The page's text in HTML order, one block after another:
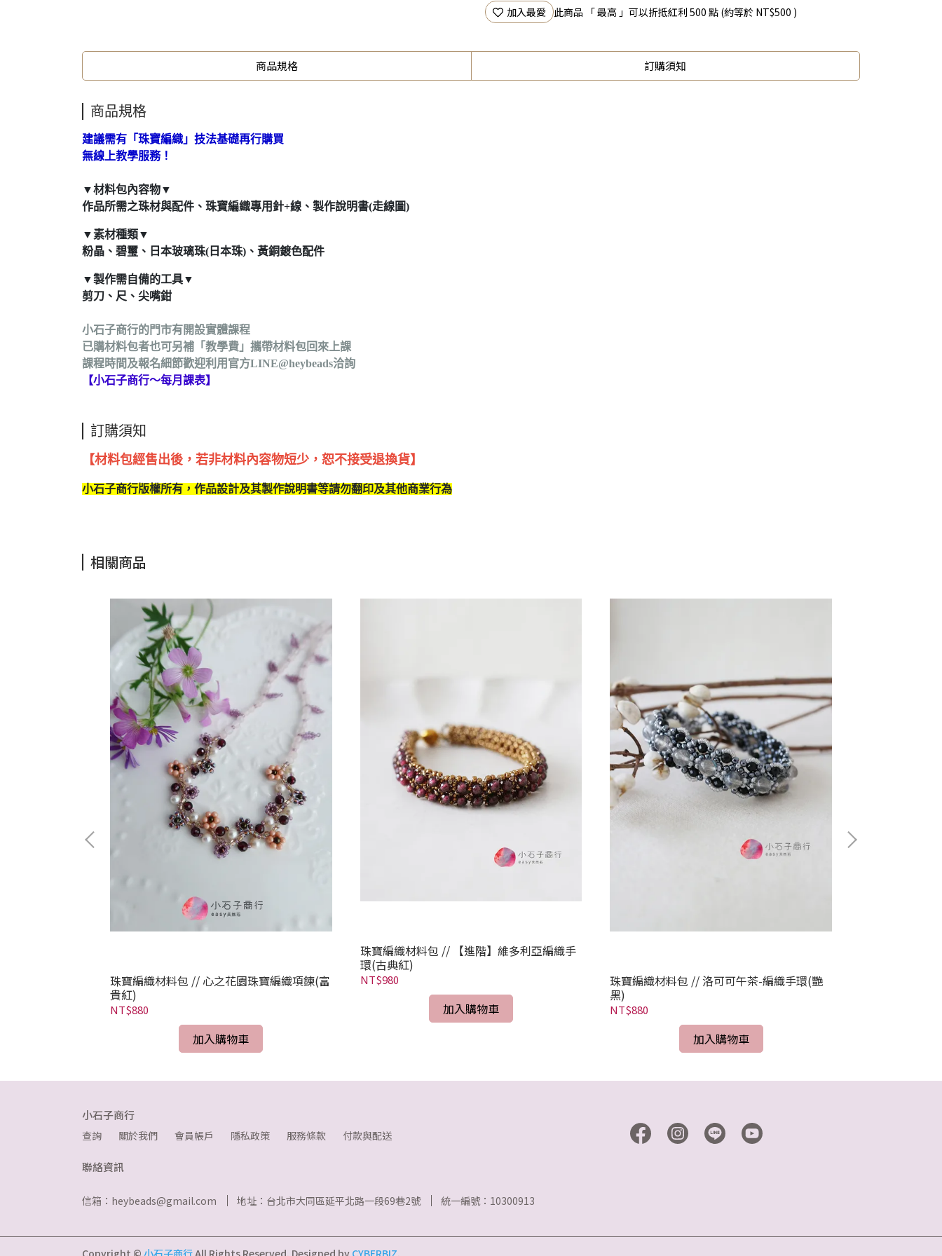
加入最愛 此商品 「 最高 」可以折抵紅利 500 點 (約等於 NT$500 )
商品規格 訂購須知
商品規格
建議需有「珠寶編織」技法基礎再行購買
無線上教學服務！
▼材料包內容物▼
作品所需之珠材與配件、珠寶編織專用針+線、製作說明書(走線圖)
▼素材種類▼
粉晶、碧璽、日本玻璃珠(日本珠)、黃銅鍍色配件
▼製作需自備的工具▼
剪刀、尺、尖嘴鉗
小石子商行的門市有開設實體課程
已購材料包者也可另補「教學費」攜帶材料包回來上課
課程時間及報名細節歡迎利用官方LINE@heybeads洽詢
【小石子商行～每月課表】
訂購須知
【材料包經售出後，若非材料內容物短少，恕不接受退換貨】
小石子商行版權所有，作品設計及其製作說明書等請勿翻印及其他商業行為
相關商品
珠寶編織材料包 // 心之花園珠寶編織項鍊(富
貴紅)
NT$880
加入購物車
珠寶編織材料包 // 【進階】維多利亞編織手
環(古典紅)
NT$980
加入購物車
珠寶編織材料包 // 洛可可午茶-編織手環(艷
黑)
NT$880
加入購物車
小石子商行
查詢 關於我們 會員帳戶 隱私政策 服務條款 付款與配送
聯絡資訊
信箱：heybeads@gmail.com 地址：台北市大同區延平北路一段69巷2號 統一編號：10300913
Copyright © 小石子商行 All Rights Reserved. Designed by CYBERBIZ